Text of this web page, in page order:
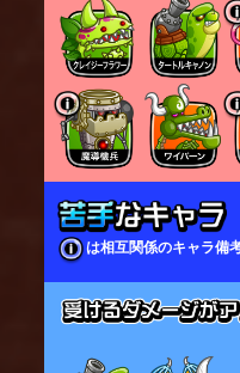
は相互関係のキャラ備